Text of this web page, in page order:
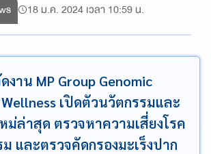
18 ม.ค. 2024 เวลา 10:59 น.
งาน MP Group Genomic
เปิดตัวนวัตกรรมและ
ม่ล่าสุด ตรวจหาความเสี่ยงโรค
และตรวจคัดกรองมะเร็งปาก